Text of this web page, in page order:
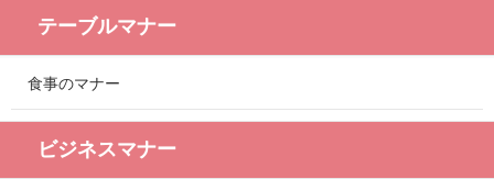
テーブルマナー
食事のマナー
ビジネスマナー